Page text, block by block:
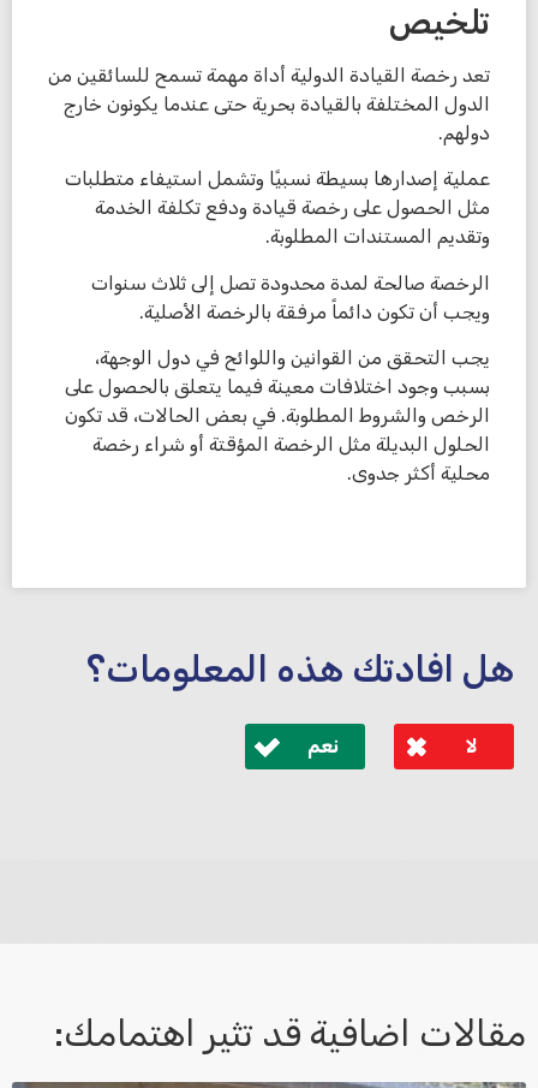
تلخيص
تعد رخصة القيادة الدولية أداة مهمة تسمح للسائقين من
الدول المختلفة بالقيادة بحرية حتى عندما يكونون خارج
دولهم.
عملية إصدارها بسيطة نسبيًا وتشمل استيفاء متطلبات
مثل الحصول على رخصة قيادة ودفع تكلفة الخدمة
وتقديم المستندات المطلوبة.
الرخصة صالحة لمدة محدودة تصل إلى ثلاث سنوات
ويجب أن تكون دائماً مرفقة بالرخصة الأصلية.
يجب التحقق من القوانين واللوائح في دول الوجهة،
بسبب وجود اختلافات معينة فيما يتعلق بالحصول على
الرخص والشروط المطلوبة. في بعض الحالات، قد تكون
الحلول البديلة مثل الرخصة المؤقتة أو شراء رخصة
محلية أكثر جدوى.
هل افادتك هذه المعلومات؟
لا نعم
مقالات اضافية قد تثير اهتمامك: